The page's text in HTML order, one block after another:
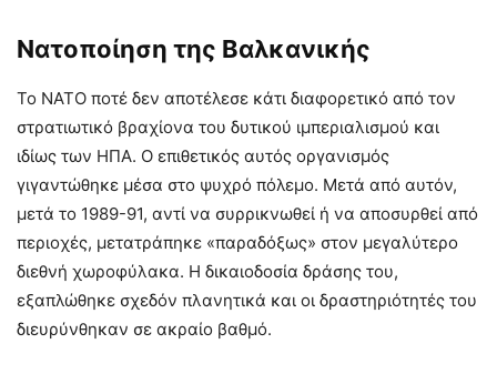
Νατοποίηση της Βαλκανικής
Το ΝΑΤΟ ποτέ δεν αποτέλεσε κάτι διαφορετικό από τον
στρατιωτικό βραχίονα του δυτικού ιμπεριαλισμού και
ιδίως των ΗΠΑ. Ο επιθετικός αυτός οργανισμός
γιγαντώθηκε μέσα στο ψυχρό πόλεμο. Μετά από αυτόν,
μετά το 1989-91, αντί να συρρικνωθεί ή να αποσυρθεί από
περιοχές, μετατράπηκε «παραδόξως» στον μεγαλύτερο
διεθνή χωροφύλακα. Η δικαιοδοσία δράσης του,
εξαπλώθηκε σχεδόν πλανητικά και οι δραστηριότητές του
διευρύνθηκαν σε ακραίο βαθμό.